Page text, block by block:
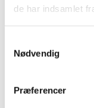
de har indsamlet
Nødvendig
Præferencer